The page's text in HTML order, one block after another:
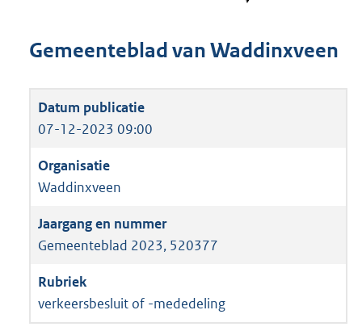
Gemeenteblad van Waddinxveen
07-12-2023 09:00
Waddinxveen
Gemeenteblad 2023, 520377
verkeersbesluit of -mededeling